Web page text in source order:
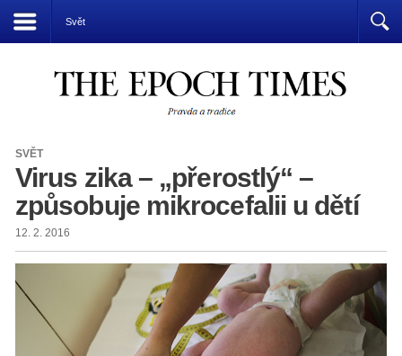
Svět
SVĚT
Virus zika – „přerostlý“ –
způsobuje mikrocefalii u dětí
12. 2. 2016